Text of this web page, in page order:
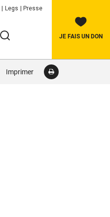
Legs Presse
JE FAIS UN DON
Imprimer